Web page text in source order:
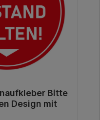
Bewertung von 0 von 5
Bitte
Design mit